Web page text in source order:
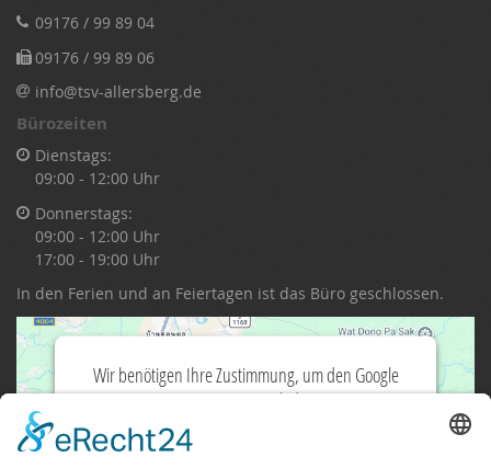
09176 / 99 89 04
09176 / 99 89 06
info@tsv-allersberg.de
Bürozeiten
Dienstags:
09:00 - 12:00 Uhr
Donnerstags:
09:00 - 12:00 Uhr
17:00 - 19:00 Uhr
In den Ferien und an Feiertagen ist das Büro geschlossen.
Wir benötigen Ihre Zustimmung, um den Google
Maps-Service zu laden!
Wir verwenden einen Service eines